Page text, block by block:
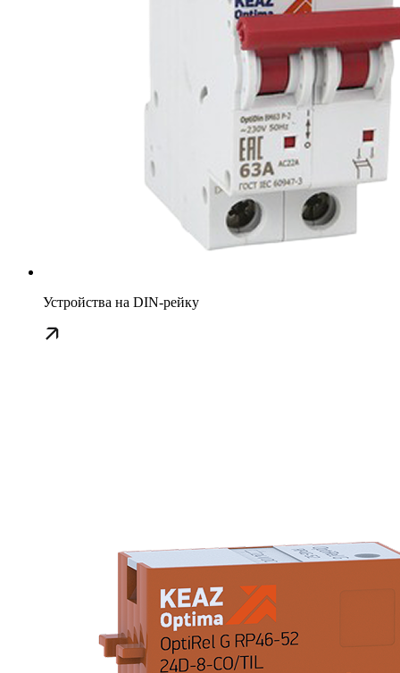
Устройства на DIN-рейку